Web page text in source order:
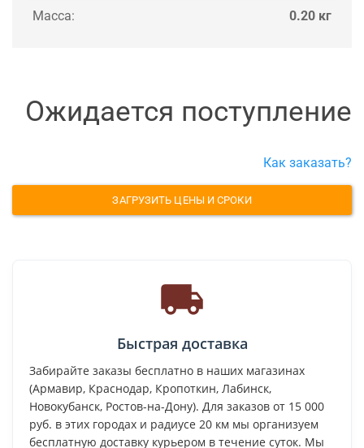
Масса: 0.20 кг
Ожидается поступление
Как заказать?
ЗАГРУЗИТЬ ЦЕНЫ И СРОКИ
Быстрая доставка
Забирайте заказы бесплатно в наших магазинах
(Армавир, Краснодар, Кропоткин, Лабинск,
Новокубанск, Ростов-на-Дону). Для заказов от 15 000
руб. в этих городах и радиусе 20 км мы организуем
бесплатную доставку курьером в течение суток. Мы